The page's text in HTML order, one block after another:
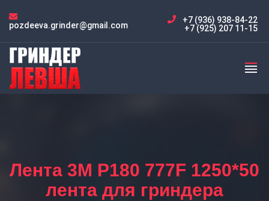
pozdeeva.grinder@gmail.com
+7 (936) 938-84-22
+7 (925) 207 11-15
Лента 3M P180 777F 1250*50
лента для гриндера